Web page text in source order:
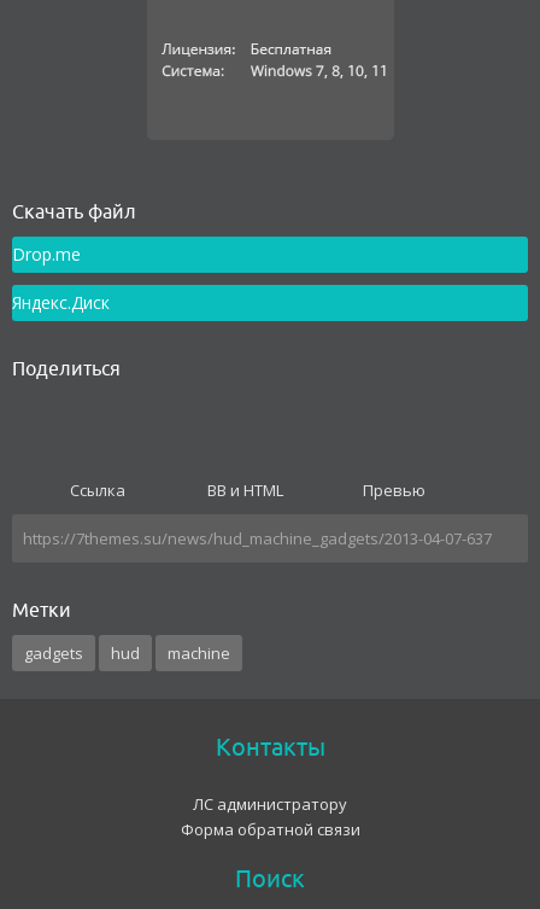
Как установить
Скачать файл
Drop.me
Яндекс.Диск
Поделиться
Ссылка BB и HTML Превью
Метки
gadgets hud machine
Контакты
ЛС администратору
Форма обратной связи
Поиск